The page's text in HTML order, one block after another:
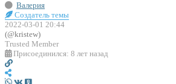
Валерия
Создатель темы
2022-03-01 20:44
(@kristew)
Trusted Member
Присоединился: 8 лет назад